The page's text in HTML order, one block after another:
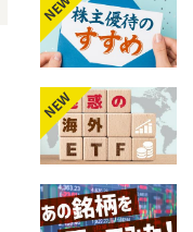
NEW
NEW